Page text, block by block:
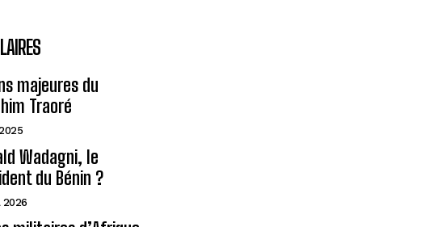
majeures du
Traoré
Wadagni, le
du Bénin ?
2026